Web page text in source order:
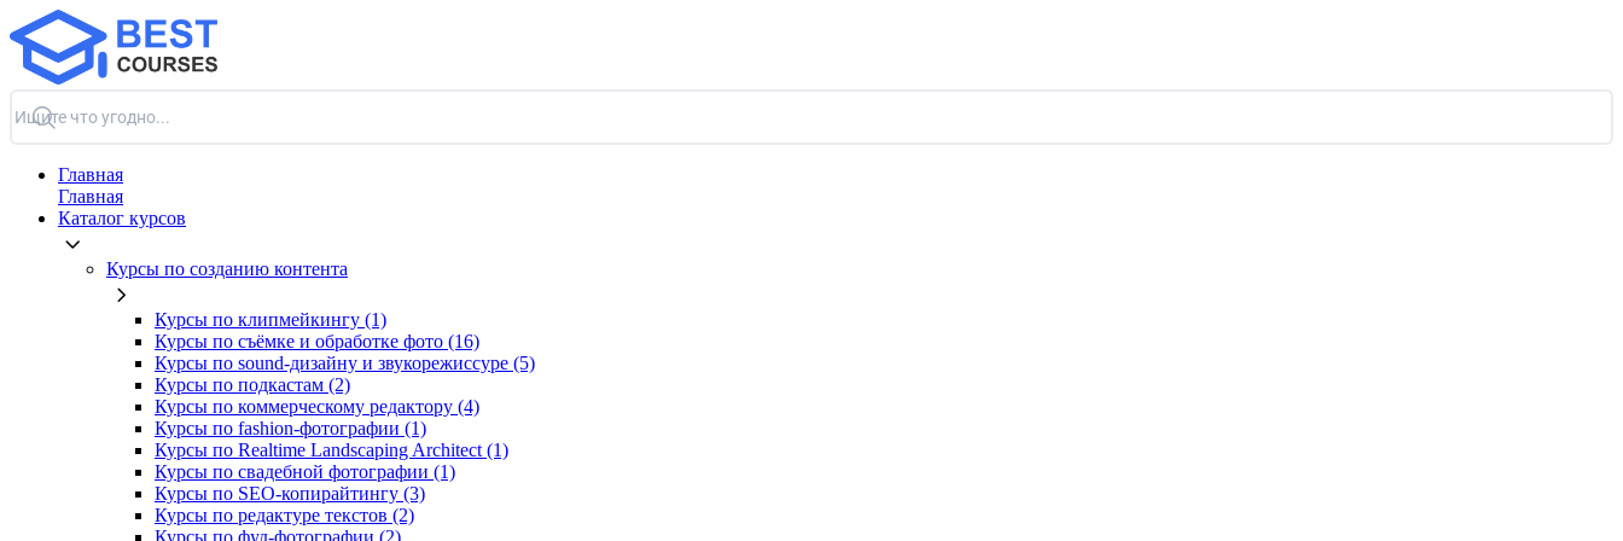
Главная
Главная
Каталог курсов
Курсы по созданию контента
Курсы по клипмейкингу (1)
Курсы по съёмке и обработке фото (16)
Курсы по sound-дизайну и звукорежиссуре (5)
Курсы по подкастам (2)
Курсы по коммерческому редактору (4)
Курсы по fashion-фотографии (1)
Курсы по Realtime Landscaping Architect (1)
Курсы по свадебной фотографии (1)
Курсы по SEO-копирайтингу (3)
Курсы по редактуре текстов (2)